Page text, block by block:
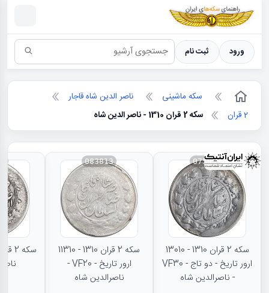
سکه ها ؛ راهنمای سکه شناسی
ورود ثبت نام
سکه ماشینی
ناصر الدین شاه قاجار
2 قران
سکه 2 قران 1310 - ناصر الدین شاه
075952
سکه 2 قران 1310 - 13010
ارور تاریخ - دو تاج - VF30
- ناصرالدین شاه
083813
سکه 2 قران 1310 - 11310
ارور تاریخ - VF20 -
ناصرالدین شاه